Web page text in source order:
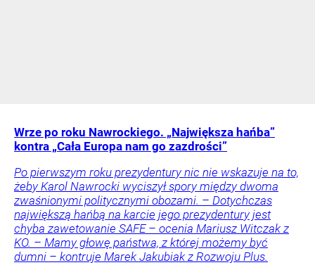
Wrze po roku Nawrockiego. „Największa hańba”
kontra „Cała Europa nam go zazdrości”
Po pierwszym roku prezydentury nic nie wskazuje na to,
żeby Karol Nawrocki wyciszył spory między dwoma
zwaśnionymi politycznymi obozami. – Dotychczas
największą hańbą na karcie jego prezydentury jest
chyba zawetowanie SAFE – ocenia Mariusz Witczak z
KO. – Mamy głowę państwa, z której możemy być
dumni – kontruje Marek Jakubiak z Rozwoju Plus.